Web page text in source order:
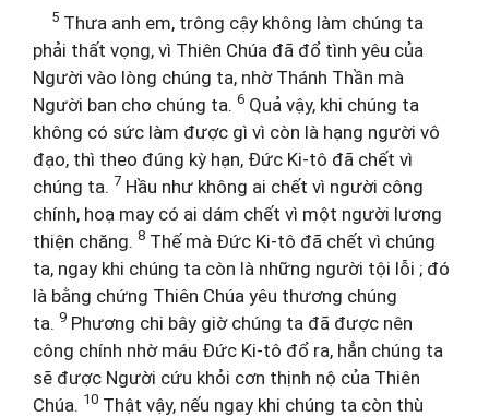
5 Thưa anh em, trông cậy không làm chúng ta
phải thất vọng, vì Thiên Chúa đã đổ tình yêu của
Người vào lòng chúng ta, nhờ Thánh Thần mà
Người ban cho chúng ta. 6 Quả vậy, khi chúng ta
không có sức làm được gì vì còn là hạng người vô
đạo, thì theo đúng kỳ hạn, Đức Ki-tô đã chết vì
chúng ta. 7 Hầu như không ai chết vì người công
chính, hoạ may có ai dám chết vì một người lương
thiện chăng. 8 Thế mà Đức Ki-tô đã chết vì chúng
ta, ngay khi chúng ta còn là những người tội lỗi ; đó
là bằng chứng Thiên Chúa yêu thương chúng
ta. 9 Phương chi bây giờ chúng ta đã được nên
công chính nhờ máu Đức Ki-tô đổ ra, hẳn chúng ta
sẽ được Người cứu khỏi cơn thịnh nộ của Thiên
Chúa. 10 Thật vậy, nếu ngay khi chúng ta còn thù